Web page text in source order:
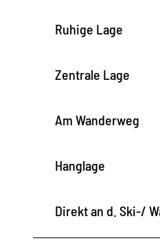
Ruhige Lage
Zentrale Lage
Am Wanderweg
Hanglage
Direkt an d. Ski-/